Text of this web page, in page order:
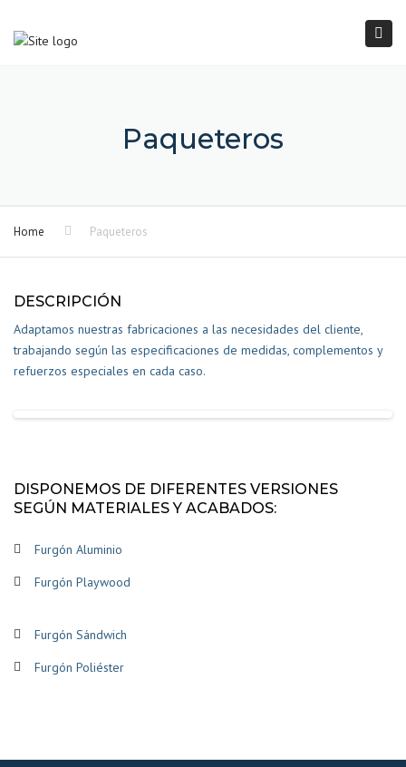
Paqueteros
Home Paqueteros
DESCRIPCIÓN
Adaptamos nuestras fabricaciones a las necesidades del cliente,
trabajando según las especificaciones de medidas, complementos y
refuerzos especiales en cada caso.
DISPONEMOS DE DIFERENTES VERSIONES
SEGÚN MATERIALES Y ACABADOS:
Furgón Aluminio
Furgón Playwood
Furgón Sándwich
Furgón Poliéster